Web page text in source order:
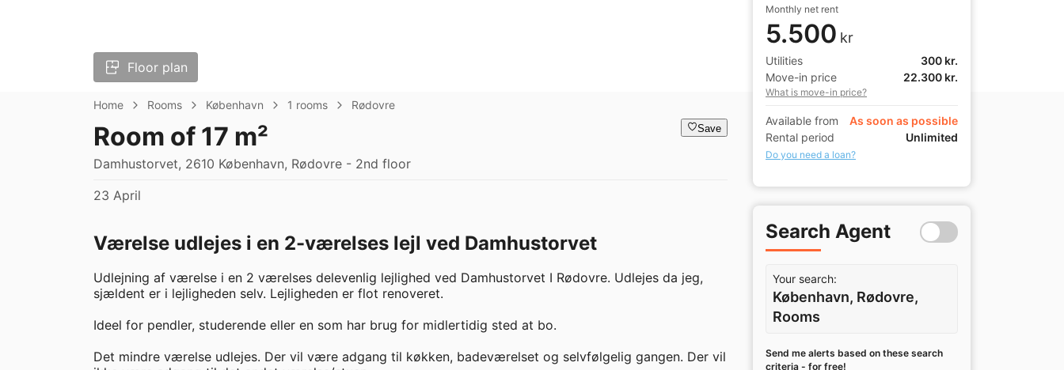
Floor plan
Home Rooms København 1 rooms Rødovre
Room of 17 m²
Damhustorvet, 2610 København, Rødovre - 2nd floor
Save
23 April
Værelse udlejes i en 2-værelses lejl ved Damhustorvet
Udlejning af værelse i en 2 værelses delevenlig lejlighed ved Damhustorvet I Rødovre. Udlejes da jeg,
sjældent er i lejligheden selv. Lejligheden er flot renoveret.
Ideel for pendler, studerende eller en som har brug for midlertidig sted at bo.
Det mindre værelse udlejes. Der vil være adgang til køkken, badeværelset og selvfølgelig gangen. Der vil
Monthly net rent
5.500 kr
Utilities
300 kr.
Move-in price
22.300 kr.
What is move-in price?
Available from
As soon as possible
Rental period
Unlimited
Do you need a loan?
Search Agent
Your search:
København, Rødovre,
Rooms
Send me alerts based on these search
criteria - for free!